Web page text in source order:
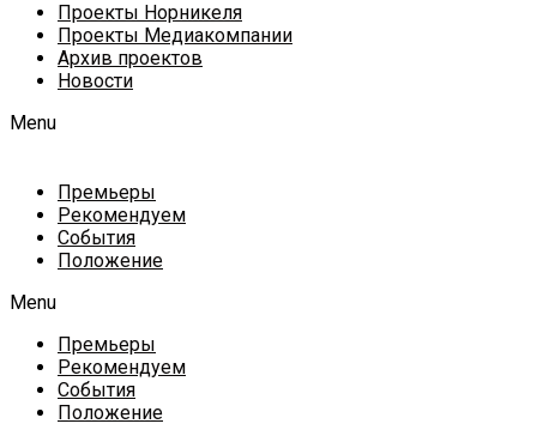
Проекты Норникеля
Проекты Медиакомпании
Архив проектов
Новости
Menu
Премьеры
Рекомендуем
События
Положение
Menu
Премьеры
Рекомендуем
События
Положение